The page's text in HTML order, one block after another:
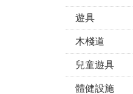
遊具
木棧道
兒童遊具
體健設施